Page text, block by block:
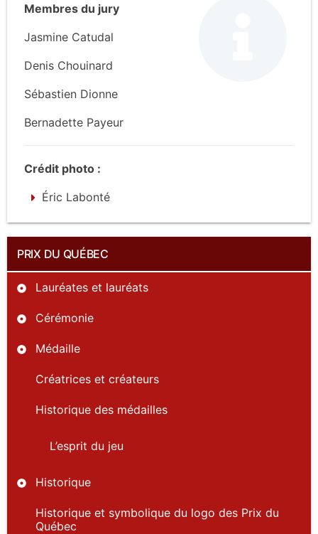
PRIX DU QUÉBEC
Lauréates et lauréats
Cérémonie
Médaille
Créatrices et créateurs
Historique des médailles
L’esprit du jeu
Historique
Historique et symbolique du logo des Prix du
Québec
Membres du jury
Jasmine Catudal
Denis Chouinard
Sébastien Dionne
Bernadette Payeur
Crédit photo :
Éric Labonté